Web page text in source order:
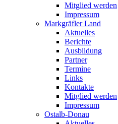
Mitglied werden
Impressum
Markgräfler Land
Aktuelles
Berichte
Ausbildung
Partner
Termine
Links
Kontakte
Mitglied werden
Impressum
Ostalb-Donau